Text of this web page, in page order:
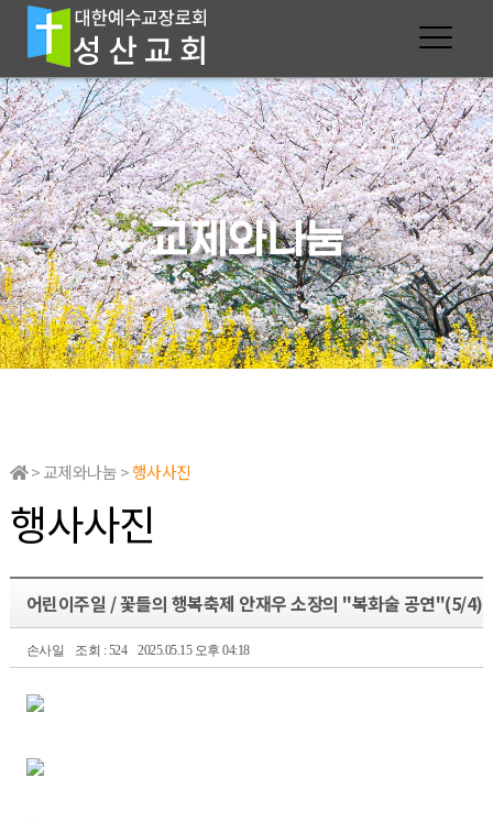
교제와나눔
> 교제와나눔 >행사사진
행사사진
어린이주일 / 꽃들의 행복축제 안재우 소장의 "복화술 공연"(5/4)
손사일 조회 : 524 2025.05.15 오후 04:18